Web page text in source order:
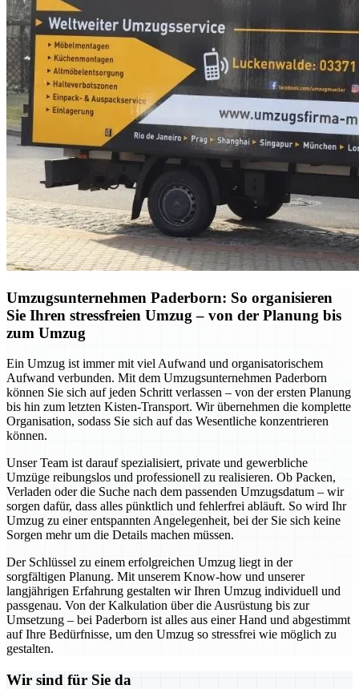
Umzugsunternehmen Paderborn: So organisieren
Sie Ihren stressfreien Umzug – von der Planung bis
zum Umzug
Ein Umzug ist immer mit viel Aufwand und organisatorischem
Aufwand verbunden. Mit dem Umzugsunternehmen Paderborn
können Sie sich auf jeden Schritt verlassen – von der ersten Planung
bis hin zum letzten Kisten-Transport. Wir übernehmen die komplette
Organisation, sodass Sie sich auf das Wesentliche konzentrieren
können.
Unser Team ist darauf spezialisiert, private und gewerbliche
Umzüge reibungslos und professionell zu realisieren. Ob Packen,
Verladen oder die Suche nach dem passenden Umzugsdatum – wir
sorgen dafür, dass alles pünktlich und fehlerfrei abläuft. So wird Ihr
Umzug zu einer entspannten Angelegenheit, bei der Sie sich keine
Sorgen mehr um die Details machen müssen.
Der Schlüssel zu einem erfolgreichen Umzug liegt in der
sorgfältigen Planung. Mit unserem Know-how und unserer
langjährigen Erfahrung gestalten wir Ihren Umzug individuell und
passgenau. Von der Kalkulation über die Ausrüstung bis zur
Umsetzung – bei Paderborn ist alles aus einer Hand und abgestimmt
auf Ihre Bedürfnisse, um den Umzug so stressfrei wie möglich zu
gestalten.
Wir sind für Sie da